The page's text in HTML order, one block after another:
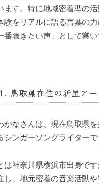
ます。特に地域密着型の活
験をリアルに語る言葉の
番聴きたい声」として響
鳥取県在住の新星アー
かなさんは、現在鳥取県
シンガーソングライターで
は神奈川県横浜市出身で
し、地元密着の音楽活動